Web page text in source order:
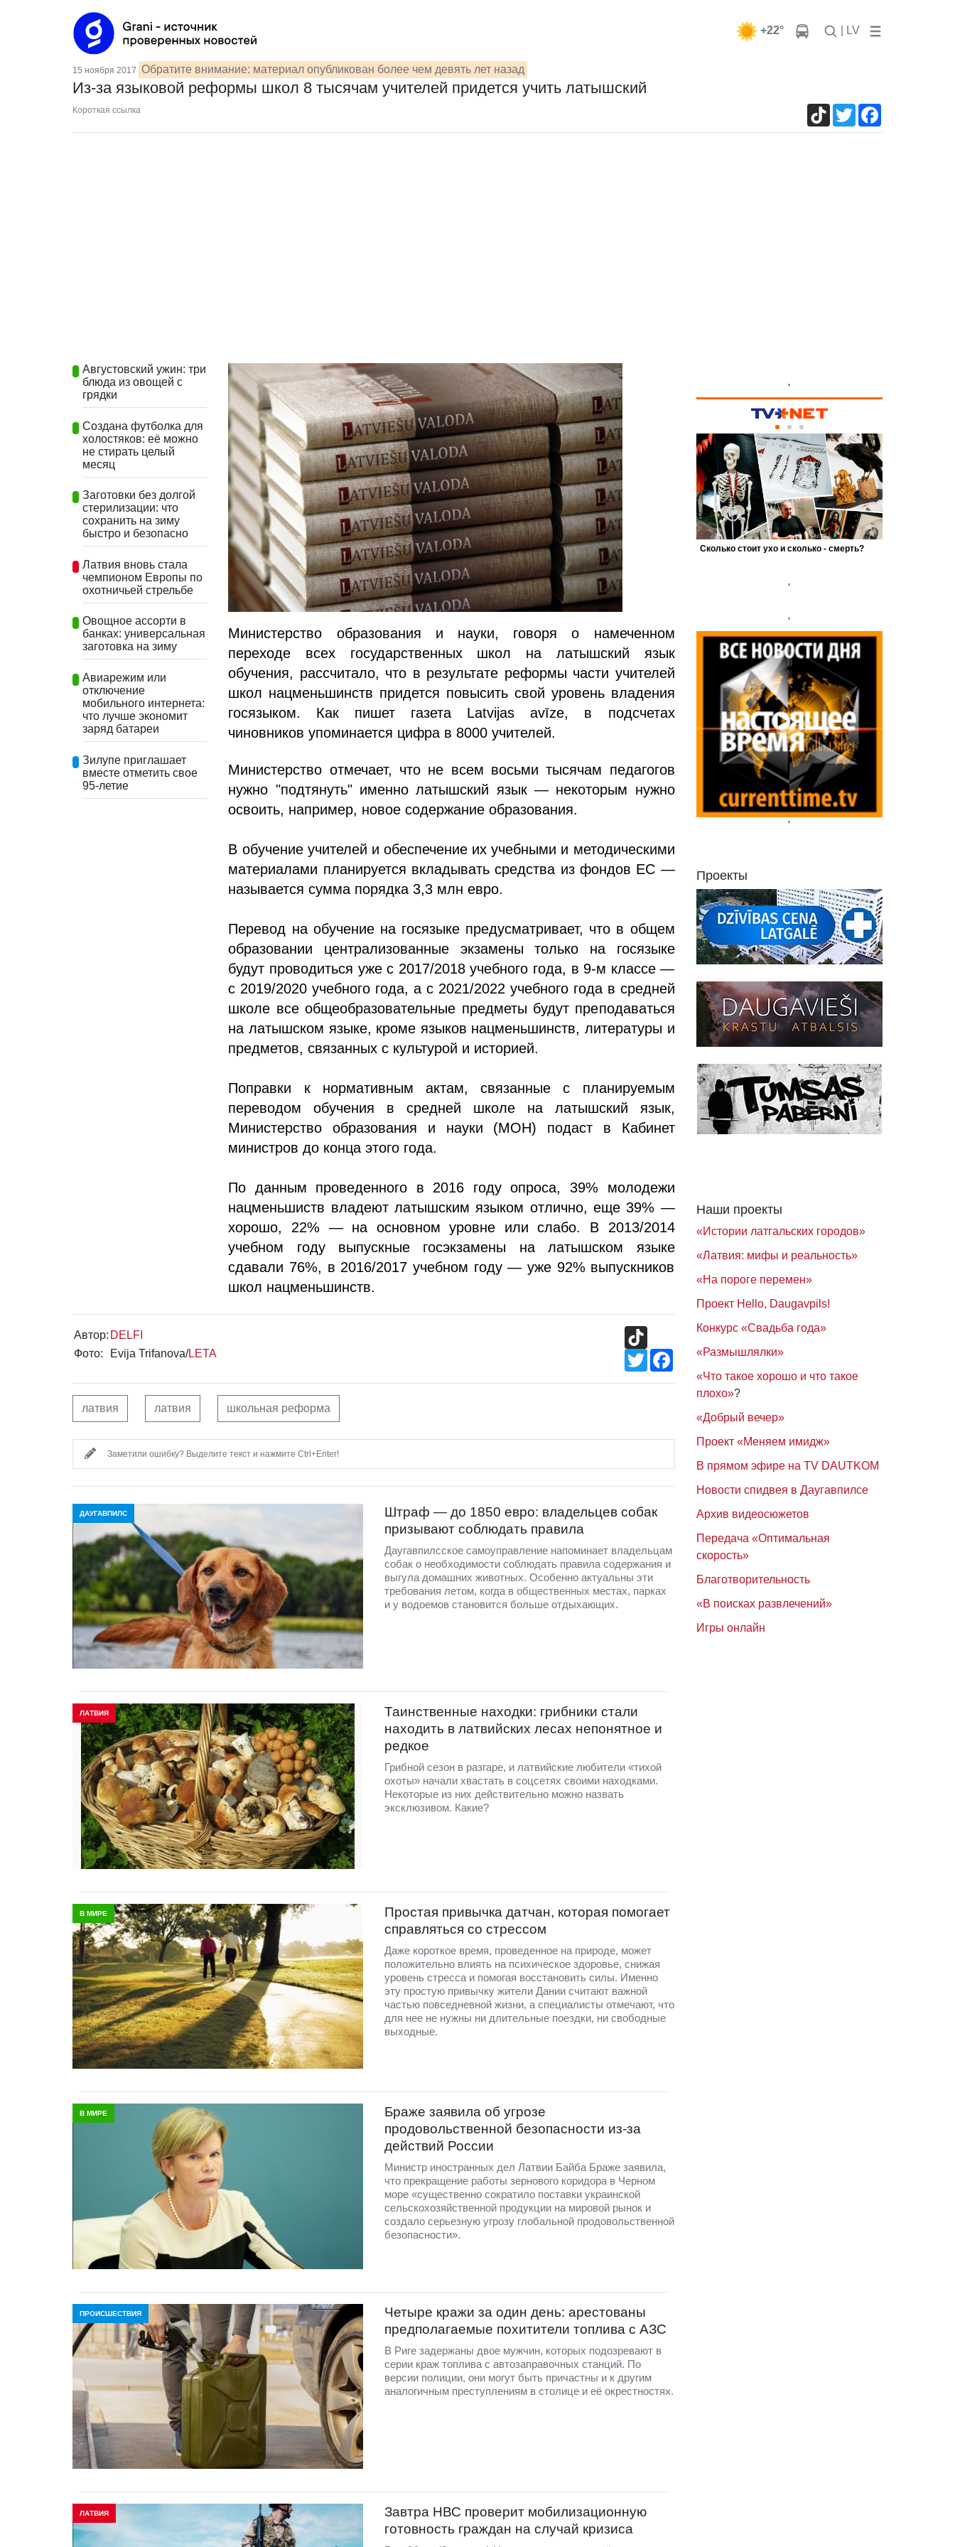
+22° | LV
15 ноября 2017 Обратите внимание: материал опубликован более чем девять лет назад
Из-за языковой реформы школ 8 тысячам учителей придется учить латышский
Короткая ссылка TikTokTwitter
Августовский ужин: три
блюда из овощей с
грядки
Создана футболка для
холостяков: её можно
не стирать целый
месяц
Заготовки без долгой
стерилизации: что
сохранить на зиму
быстро и безопасно
Латвия вновь стала
чемпионом Европы по
охотничьей стрельбе
Овощное ассорти в
банках: универсальная
заготовка на зиму
Авиарежим или
отключение
мобильного интернета:
что лучше экономит
заряд батареи
Зилупе приглашает
вместе отметить свое
95-летие
Министерство образования и науки, говоря о намеченном
переходе всех государственных школ на латышский язык
обучения, рассчитало, что в результате реформы части учителей
школ нацменьшинств придется повысить свой уровень владения
госязыком. Как пишет газета Latvijas avīze, в подсчетах
чиновников упоминается цифра в 8000 учителей.
Министерство отмечает, что не всем восьми тысячам педагогов
нужно "подтянуть" именно латышский язык — некоторым нужно
освоить, например, новое содержание образования.
В обучение учителей и обеспечение их учебными и методическими
материалами планируется вкладывать средства из фондов ЕС —
называется сумма порядка 3,3 млн евро.
Перевод на обучение на госязыке предусматривает, что в общем
образовании централизованные экзамены только на госязыке
будут проводиться уже с 2017/2018 учебного года, в 9-м классе —
с 2019/2020 учебного года, а с 2021/2022 учебного года в средней
школе все общеобразовательные предметы будут преподаваться
на латышском языке, кроме языков нацменьшинств, литературы и
предметов, связанных с культурой и историей.
Поправки к нормативным актам, связанные с планируемым
переводом обучения в средней школе на латышский язык,
Министерство образования и науки (МОН) подаст в Кабинет
министров до конца этого года.
По данным проведенного в 2016 году опроса, 39% молодежи
нацменьшиств владеют латышским языком отлично, еще 39% —
хорошо, 22% — на основном уровне или слабо. В 2013/2014
учебном году выпускные госэкзамены на латышском языке
сдавали 76%, в 2016/2017 учебном году — уже 92% выпускников
школ нацменьшинств.
Автор: DELFI
Фото:
Evija Trifanova/LETA
TikTok
TwitterFacebook
латвия латвия школьная реформа
Заметили ошибку? Выделите текст и нажмите Ctrl+Enter!
ДАУГАВПИЛС
Штраф — до 1850 евро: владельцев собак
призывают соблюдать правила
Даугавпилсское самоуправление напоминает владельцам
собак о необходимости соблюдать правила содержания и
выгула домашних животных. Особенно актуальны эти
требования летом, когда в общественных местах, парках
и у водоемов становится больше отдыхающих.
ЛАТВИЯ
Таинственные находки: грибники стали
находить в латвийских лесах непонятное и
редкое
Грибной сезон в разгаре, и латвийские любители «тихой
охоты» начали хвастать в соцсетях своими находками.
Некоторые из них действительно можно назвать
эксклюзивом. Какие?
В МИРЕ
Простая привычка датчан, которая помогает
справляться со стрессом
Даже короткое время, проведенное на природе, может
положительно влиять на психическое здоровье, снижая
уровень стресса и помогая восстановить силы. Именно
эту простую привычку жители Дании считают важной
частью повседневной жизни, а специалисты отмечают, что
для нее не нужны ни длительные поездки, ни свободные
выходные.
В МИРЕ
Браже заявила об угрозе
продовольственной безопасности из-за
действий России
Министр иностранных дел Латвии Байба Браже заявила,
что прекращение работы зернового коридора в Черном
море «существенно сократило поставки украинской
сельскохозяйственной продукции на мировой рынок и
создало серьезную угрозу глобальной продовольственной
безопасности».
ПРОИСШЕСТВИЯ
Четыре кражи за один день: арестованы
предполагаемые похитители топлива с АЗС
В Риге задержаны двое мужчин, которых подозревают в
серии краж топлива с автозаправочных станций. По
версии полиции, они могут быть причастны и к другим
аналогичным преступлениям в столице и её окрестностях.
ЛАТВИЯ
Завтра НВС проверит мобилизационную
готовность граждан на случай кризиса
'
'
'
'
Проекты
Наши проекты
«Истории латгальских городов»
«Латвия: мифы и реальность»
«На пороге перемен»
Проект Hello, Daugavpils!
Конкурс «Свадьба года»
«Размышлялки»
«Что такое хорошо и что такое
плохо»?
«Добрый вечер»
Проект «Меняем имидж»
В прямом эфире на TV DAUTKOM
Новости спидвея в Даугавпилсе
Архив видеосюжетов
Передача «Оптимальная
скорость»
Благотворительность
«В поисках развлечений»
Игры онлайн